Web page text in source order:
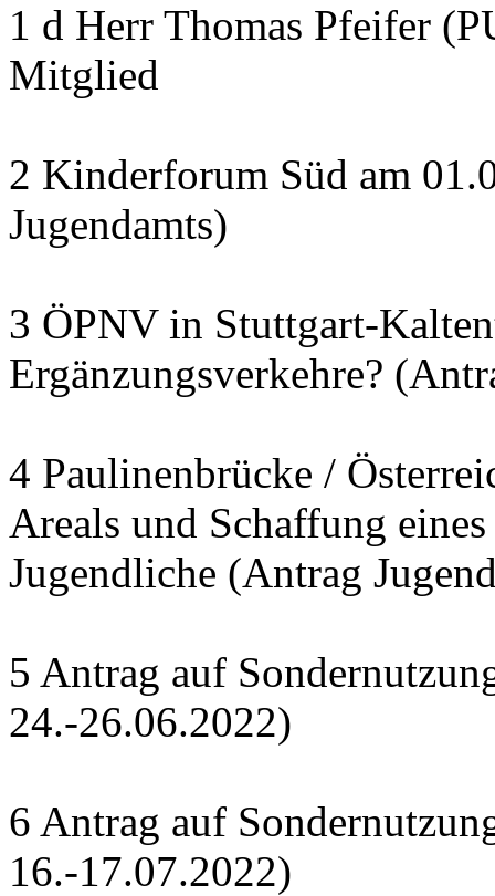
1 d Herr Thomas Pfeifer
Mitglied
2 Kinderforum Süd am
Jugendamts)
3 ÖPNV in Stuttgart-
Ergänzungsverkehre?
4 Paulinenbrücke /
Areals und Schaffung
Jugendliche (Antrag
5 Antrag auf
24.-26.06.2022)
6 Antrag auf
16.-17.07.2022)